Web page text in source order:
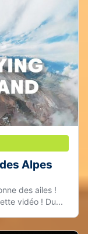
Alpes
des ailes !
vidéo ! Du...